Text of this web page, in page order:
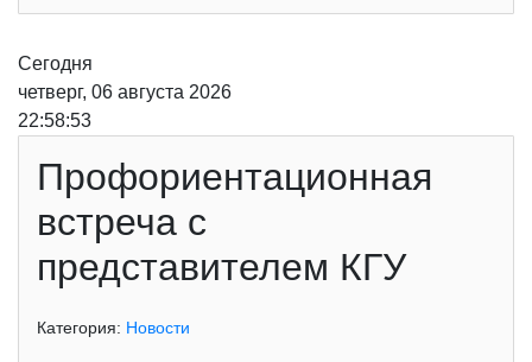
Сегодня
четверг, 06 августа 2026
22:58:53
Профориентационная
встреча с
представителем КГУ
Категория: Новости